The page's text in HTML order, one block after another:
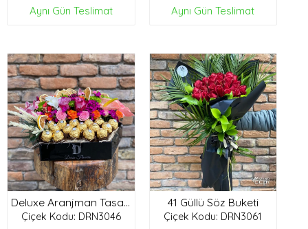
Aynı Gün Teslimat Aynı Gün Teslimat
Deluxe Aranjman Tasarım
Çiçek Kodu: DRN3046
41 Güllü Söz Buketi
Çiçek Kodu: DRN3061